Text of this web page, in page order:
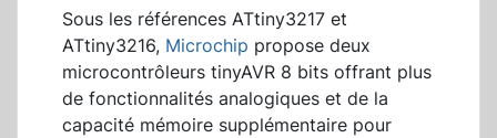
Sous les références ATtiny3217 et
ATtiny3216, Microchip propose deux
microcontrôleurs tinyAVR 8 bits offrant plus
de fonctionnalités analogiques et de la
capacité mémoire supplémentaire pour